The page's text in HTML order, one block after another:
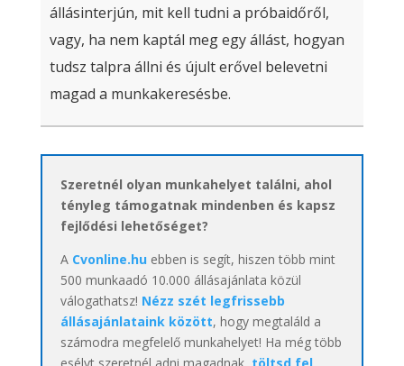
állásinterjún, mit kell tudni a próbaidőről,
vagy, ha nem kaptál meg egy állást, hogyan
tudsz talpra állni és újult erővel belevetni
magad a munkakeresésbe.
Szeretnél olyan munkahelyet találni, ahol
tényleg támogatnak mindenben és kapsz
fejlődési lehetőséget?
A Cvonline.huebben is segít, hiszen több mint
500 munkaadó 10.000 állásajánlata közül
válogathatsz! Nézz szét legfrissebb
állásajánlataink között, hogy megtaláld a
számodra megfelelő munkahelyet! Ha még több
esélyt szeretnél adni magadnak, töltsd fel